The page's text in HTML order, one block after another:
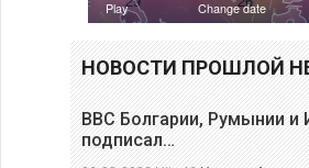
НОВОСТИ ПРОШЛОЙ
ВВС Болгарии, Румынии и
подписал…